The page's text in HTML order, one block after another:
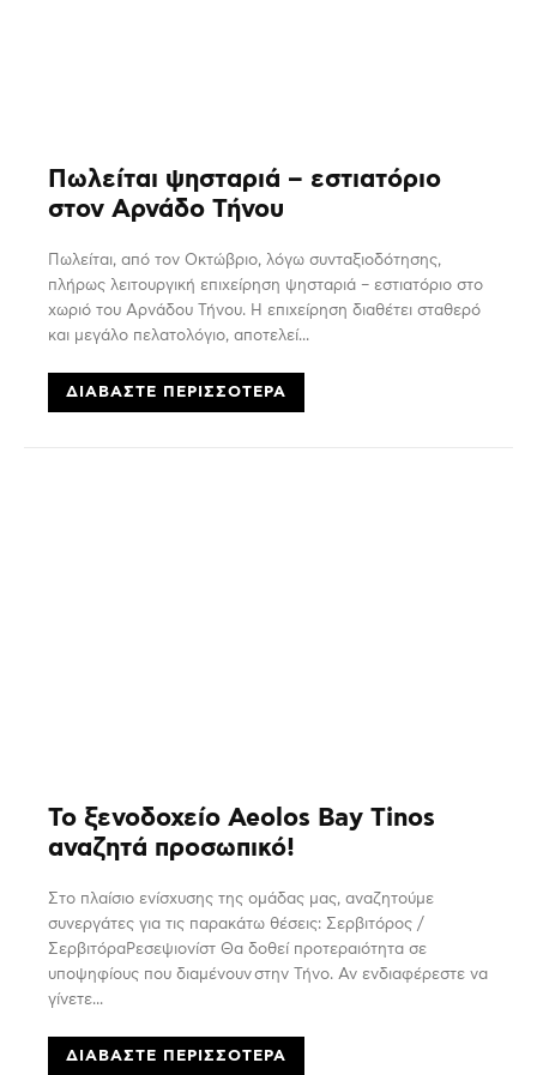
Πωλείται ψησταριά – εστιατόριο
στον Αρνάδο Τήνου
Πωλείται, από τον Οκτώβριο, λόγω συνταξιοδότησης,
πλήρως λειτουργική επιχείρηση ψησταριά – εστιατόριο στο
χωριό του Αρνάδου Τήνου. Η επιχείρηση διαθέτει σταθερό
και μεγάλο πελατολόγιο, αποτελεί...
ΔΙΑΒΆΣΤΕ ΠΕΡΙΣΣΌΤΕΡΑ
Το ξενοδοχείο Aeolos Bay Tinos
αναζητά προσωπικό!
Στο πλαίσιο ενίσχυσης της ομάδας μας, αναζητούμε
συνεργάτες για τις παρακάτω θέσεις: Σερβιτόρος /
ΣερβιτόραΡεσεψιονίστ Θα δοθεί προτεραιότητα σε
υποψηφίους που διαμένουν στην Τήνο. Αν ενδιαφέρεστε να
γίνετε...
ΔΙΑΒΆΣΤΕ ΠΕΡΙΣΣΌΤΕΡΑ